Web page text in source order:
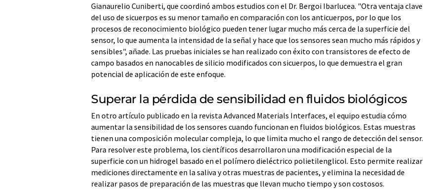
Gianaurelio Cuniberti, que coordinó ambos estudios con el Dr. Bergoi Ibarlucea. "Otra ventaja clave
del uso de sicuerpos es su menor tamaño en comparación con los anticuerpos, por lo que los
procesos de reconocimiento biológico pueden tener lugar mucho más cerca de la superficie del
sensor, lo que aumenta la intensidad de la señal y hace que los sensores sean mucho más rápidos y
sensibles", añade. Las pruebas iniciales se han realizado con éxito con transistores de efecto de
campo basados en nanocables de silicio modificados con sicuerpos, lo que demuestra el gran
potencial de aplicación de este enfoque.
Superar la pérdida de sensibilidad en fluidos biológicos
En otro artículo publicado en la revista Advanced Materials Interfaces, el equipo estudia cómo
aumentar la sensibilidad de los sensores cuando funcionan en fluidos biológicos. Estas muestras
tienen una composición molecular compleja, lo que limita mucho el rango de detección del sensor.
Para resolver este problema, los científicos desarrollaron una modificación especial de la
superficie con un hidrogel basado en el polímero dieléctrico polietilenglicol. Esto permite realizar
mediciones directamente en la saliva y otras muestras de pacientes, y elimina la necesidad de
realizar pasos de preparación de las muestras que llevan mucho tiempo y son costosos.